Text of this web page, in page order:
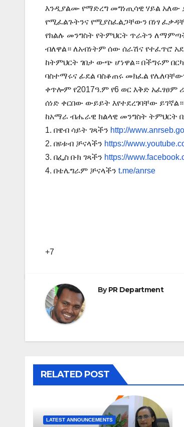
እንዲያልሙ የማድረግ መግነጢሳዊ ሃይል አለው
የሚፈልጉትንና የሚያስፈልጋቸውን በነፃ
የክልሉ መንግስት የትምህርት ጥራትን
ብለዋል። ለአብነትም ሰው ሰራሽና የተፈጥሮ
ከትምህርት ገበታ ውጭ ሆነዋል። በችግሩም
ባስተማሩና ፊደል ባስቆጠሩ መክፈል
ቀጥሎም የ2017ዓ.ም የ6 ወር እቅድ
ሰነድ ቀርበው ውይይት እየተደረገባቸው ይገኛል።
ከአማራ ብሔራዊ ክልላዊ መንግስት
1. በዌብ ሳይት ገጻችን http://
2. በዩቱብ ቻናላችን https://
3. በፌስ ቡክ ገጻችን https://
4. በቴሌግራም ቻናላችን t.me/anrse
+7
ByPR Department
RELATED POST
LATEST ANNOUNCEMENTS